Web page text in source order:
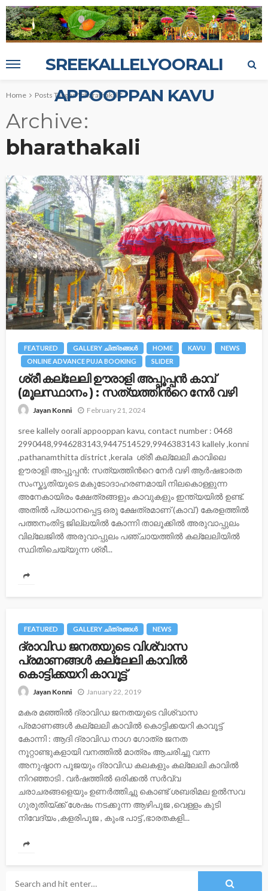
SREEKALLELYOORALI
APPOOPPAN KAVU
Home Posts Tagged "bharathakali"
Archive
bharathakali
FEATURED GALLERY ചിത്രങ്ങള്‍ HOME KAVU
NEWS
ONLINE ADVANCE PUJA BOOKING
SLIDER
ശ്രീ കല്ലേലി ഊരാളി അപ്പൂപ്പന്‍ കാവ്
(മൂലസ്ഥാനം ) : സത്യത്തിന്‍റെ നേര്‍ വഴി
Jayan Konni February 21, 2024
sree kallely oorali appooppan kavu, contact number : 0468
2990448,9946283143,9447514529,9946383143 kallely ,konni
,pathanamthitta district ,kerala ശ്രീ കല്ലേലി കാവിലെ
ഊരാളി അപ്പൂപ്പൻ: സത്യത്തിന്‍റെ നേര്‍ വഴി ആർഷഭാരത
സംസ്കൃതിയുടെ മകുടോദാഹരണമായി നിലകൊള്ളുന്ന
അനേകായിരം ക്ഷേത്രങ്ങളും കാവുകളും ഇന്ത്യയിൽ ഉണ്ട്.
അതിൽ പ്രധാനപ്പെട്ട ഒരു ക്ഷേത്രമാണ് (കാവ് ) കേരളത്തിൽ
പത്തനംതിട്ട ജില്ലയിൽ കോന്നി താലൂക്കിൽ അരുവാപ്പുലം
വില്ലേജിൽ അരുവാപ്പുലം പഞ്ചായത്തിൽ കല്ലേലിയില്‍
സ്ഥിതിചെയ്യുന്ന ശ്രീ...
FEATURED GALLERY ചിത്രങ്ങള്‍ NEWS
ദ്രാവിഡ ജനതയുടെ വിശ്വാസ
പ്രമാണങ്ങള്‍ കല്ലേലി കാവില്‍
കൊട്ടിക്കയറി കാവൂട്ട്
Jayan Konni January 22, 2019
മകര മഞ്ഞില്‍ ദ്രാവിഡ ജനതയുടെ വിശ്വാസ
പ്രമാണങ്ങള്‍ കല്ലേലി കാവില്‍ കൊട്ടിക്കയറി കാവൂട്ട്
കോന്നി : ആദി ദ്രാവിഡ നാഗ ഗോത്ര ജനത
നൂറ്റാണ്ടുകളായി വനത്തില്‍ മാത്രം ആചരിച്ചു വന്ന
അനുഷ്ഠാന പൂജയും ദ്രാവിഡ കലകളും കല്ലേലി കാവില്‍
നിറഞ്ഞാടി . വര്‍ഷത്തില്‍ ഒരിക്കല്‍ സര്‍വ്വ
ചരാചരങ്ങളെയും ഉണര്‍ത്തിച്ചു കൊണ്ട് ശബരിമല ഉല്‍സവ
ഗുരുതിയ്ക്ക് ശേഷം നടക്കുന്ന ആഴിപൂജ ,വെള്ളം കുടി
നിവേദ്യം ,കളരിപൂജ , കുംഭ പാട്ട് ,ഭാരതകളി...